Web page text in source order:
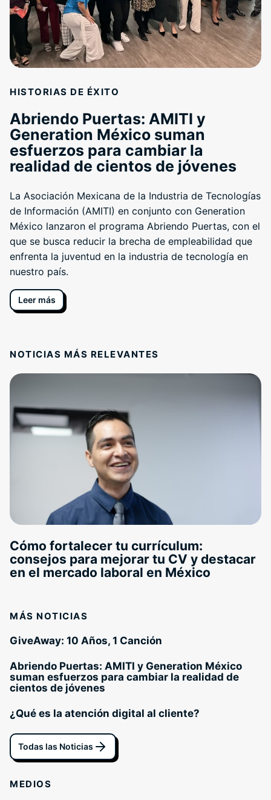
HISTORIAS DE ÉXITO
Abriendo Puertas: AMITI y
Generation México suman
esfuerzos para cambiar la
realidad de cientos de jóvenes
La Asociación Mexicana de la Industria de Tecnologías
de Información (AMITI) en conjunto con Generation
México lanzaron el programa Abriendo Puertas, con el
que se busca reducir la brecha de empleabilidad que
enfrenta la juventud en la industria de tecnología en
nuestro país.
Leer más
NOTICIAS MÁS RELEVANTES
Cómo fortalecer tu currículum:
consejos para mejorar tu CV y destacar
en el mercado laboral en México
MÁS NOTICIAS
GiveAway: 10 Años, 1 Canción
Abriendo Puertas: AMITI y Generation México
suman esfuerzos para cambiar la realidad de
cientos de jóvenes
¿Qué es la atención digital al cliente?
Todas las Noticias
MEDIOS